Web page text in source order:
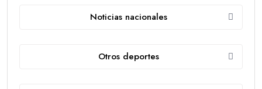
Noticias nacionales
Otros deportes